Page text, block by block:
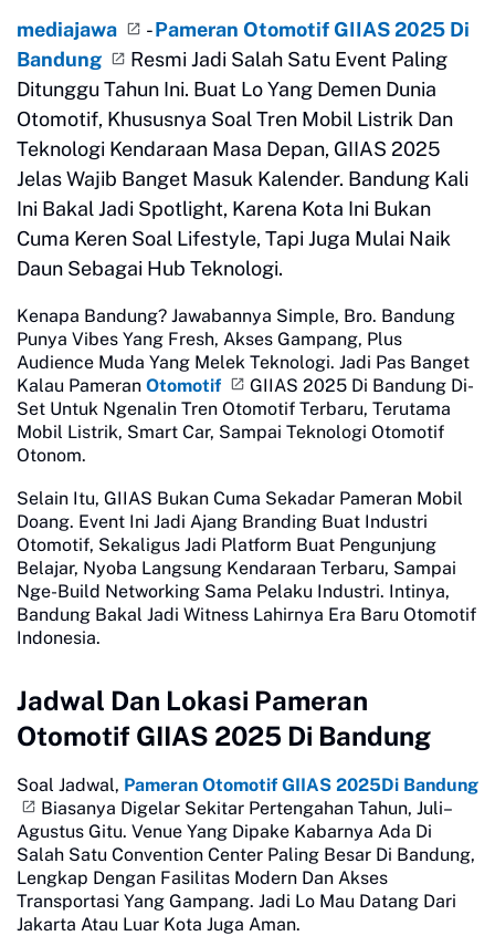
mediajawa -Pameran Otomotif GIIAS 2025 Di
Bandung
Resmi Jadi Salah Satu Event Paling
Ditunggu Tahun Ini. Buat Lo Yang Demen Dunia
Otomotif, Khususnya Soal Tren Mobil Listrik Dan
Teknologi Kendaraan Masa Depan, GIIAS 2025
Jelas Wajib Banget Masuk Kalender. Bandung Kali
Ini Bakal Jadi Spotlight, Karena Kota Ini Bukan
Cuma Keren Soal Lifestyle, Tapi Juga Mulai Naik
Daun Sebagai Hub Teknologi.
Kenapa Bandung? Jawabannya Simple, Bro. Bandung
Punya Vibes Yang Fresh, Akses Gampang, Plus
Audience Muda Yang Melek Teknologi. Jadi Pas Banget
Kalau Pameran Otomotif
GIIAS 2025 Di Bandung Di-
Set Untuk Ngenalin Tren Otomotif Terbaru, Terutama
Mobil Listrik, Smart Car, Sampai Teknologi Otomotif
Otonom.
Selain Itu, GIIAS Bukan Cuma Sekadar Pameran Mobil
Doang. Event Ini Jadi Ajang Branding Buat Industri
Otomotif, Sekaligus Jadi Platform Buat Pengunjung
Belajar, Nyoba Langsung Kendaraan Terbaru, Sampai
Nge-Build Networking Sama Pelaku Industri. Intinya,
Bandung Bakal Jadi Witness Lahirnya Era Baru Otomotif
Indonesia.
Jadwal Dan Lokasi Pameran
Otomotif GIIAS 2025 Di Bandung
Soal Jadwal, Pameran Otomotif GIIAS 2025Di Bandung
Biasanya Digelar Sekitar Pertengahan Tahun, Juli–
Agustus Gitu. Venue Yang Dipake Kabarnya Ada Di
Salah Satu Convention Center Paling Besar Di Bandung,
Lengkap Dengan Fasilitas Modern Dan Akses
Transportasi Yang Gampang. Jadi Lo Mau Datang Dari
Jakarta Atau Luar Kota Juga Aman.